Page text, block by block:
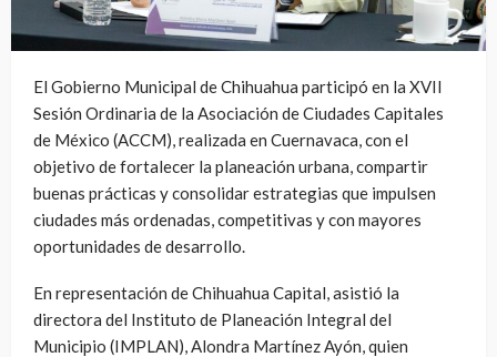
El Gobierno Municipal de Chihuahua participó en la XVII
Sesión Ordinaria de la Asociación de Ciudades Capitales
de México (ACCM), realizada en Cuernavaca, con el
objetivo de fortalecer la planeación urbana, compartir
buenas prácticas y consolidar estrategias que impulsen
ciudades más ordenadas, competitivas y con mayores
oportunidades de desarrollo.
En representación de Chihuahua Capital, asistió la
directora del Instituto de Planeación Integral del
Municipio (IMPLAN), Alondra Martínez Ayón, quien